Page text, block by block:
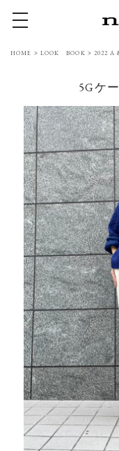
toggle navigation
HOME > LOOK BOOK > 2022 A
5Gケ